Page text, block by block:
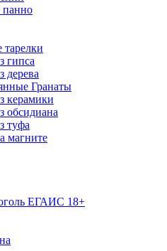
панно
гипса
дерева
Гранаты
керамики
обсидиана
туфа
магните
ЕГАИС 18+